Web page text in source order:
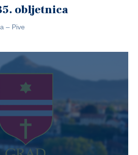
obljetnica
– Pive